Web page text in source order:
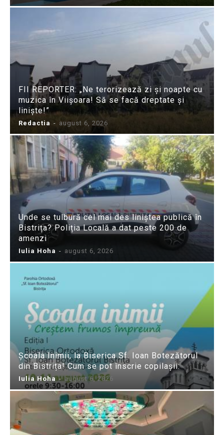
FII REPORTER: „Ne terorizează zi și noapte cu
muzica în Viișoara! Să se facă dreptate și
liniște!”
Redactia - august 6, 2026
Unde se tulbură cel mai des liniștea publică în
Bistrița? Poliția Locală a dat peste 200 de
amenzi
Iulia Hoha - august 6, 2026
Școala Inimii, la Biserica Sf. Ioan Botezătorul
din Bistrița! Cum se pot înscrie copilașii:
Iulia Hoha - august 6, 2026